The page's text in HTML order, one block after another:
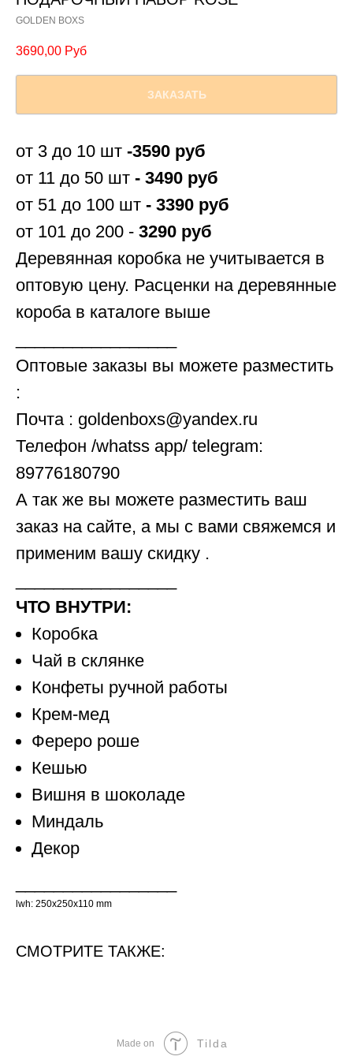
GOLDEN BOXS
3690,00 Руб
ЗАКАЗАТЬ
от 3 до 10 шт -3590 руб
от 11 до 50 шт - 3490 руб
от 51 до 100 шт - 3390 руб
от 101 до 200 - 3290 руб
Деревянная коробка не учитывается в
оптовую цену. Расценки на деревянные
короба в каталоге выше
Оптовые заказы вы можете разместить
:
Почта : goldenboxs@yandex.ru
Телефон /whatss app/ telegram:
89776180790
А так же вы можете разместить ваш
заказ на сайте, а мы с вами свяжемся и
применим вашу скидку .
ЧТО ВНУТРИ:
Коробка
Чай в склянке
Конфеты ручной работы
Крем-мед
Фереро роше
Кешью
Вишня в шоколаде
Миндаль
Декор
lwh: 250x250x110 mm
СМОТРИТЕ ТАКЖЕ:
Made on Tilda